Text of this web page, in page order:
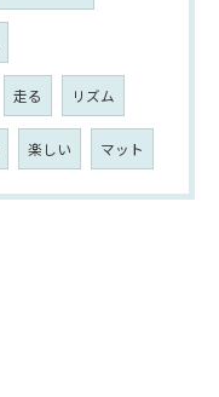
走る リズム
楽しい マット